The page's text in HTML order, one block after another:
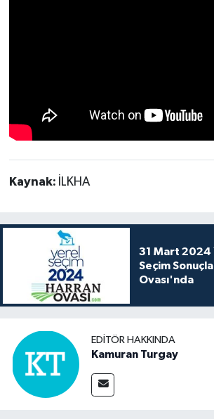
Kaynak: İLKHA
31 Mart 2024
Seçim
Ovası'nda
EDITÖR HAKKINDA
Kamuran Turgay